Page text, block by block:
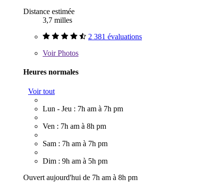
Distance estimée
3,7 milles
2 381 évaluations
VoirPhotos
Heures normales
Voir tout
Lun - Jeu : 7h am à 7h pm
Ven : 7h am à 8h pm
Sam : 7h am à 7h pm
Dim : 9h am à 5h pm
Ouvert aujourd'hui de 7h am à 8h pm